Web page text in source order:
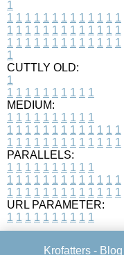
1
1 1 1 1 1 1 1 1 1 1 1 1 1
1 1 1 1 1 1 1 1 1 1 1 1 1
1 1 1 1 1 1 1 1 1 1 1 1 1
1
CUTTLY OLD:
1
1 1 1 1 1 1 1 1 1 1
MEDIUM:
1 1 1 1 1 1 1 1 1 1
1 1 1 1 1 1 1 1 1 1 1 1 1
1 1 1 1 1 1 1 1 1 1 1 1 1
PARALLELS:
1 1 1 1 1 1 1 1 1 1
1 1 1 1 1 1 1 1 1 1 1 1 1
1 1 1 1 1 1 1 1 1 1 1 1 1
URL PARAMETER:
1 1 1 1 1 1 1 1 1 1
Krofatters - Blog